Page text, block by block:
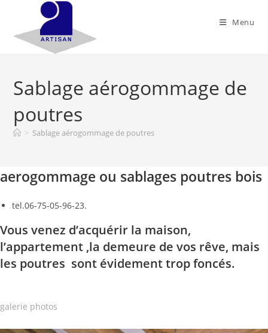
Menu
Sablage aérogommage de
poutres
> Sablage aérogommage de poutres
aerogommage ou sablages poutres bois
tel.06-75-05-96-23.
Vous venez d’acquérir la maison,
l’appartement ,la demeure de vos rêve, mais
les poutres sont évidement trop foncés.
galerie photos